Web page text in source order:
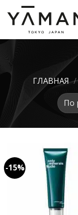
ГЛАВНАЯ /
-15%